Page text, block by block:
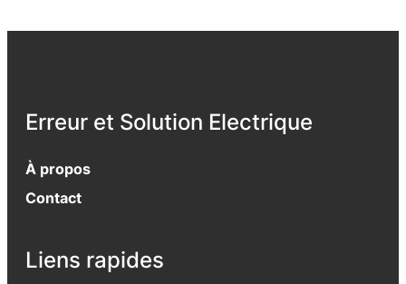
Erreur et Solution Electrique
À propos
Contact
Liens rapides